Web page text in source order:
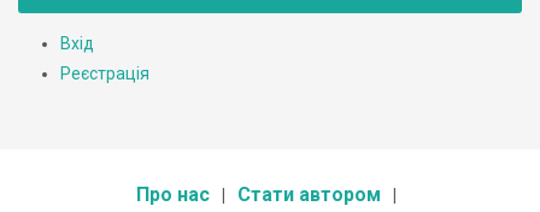
Вхід
Реєстрація
Про нас Стати автором